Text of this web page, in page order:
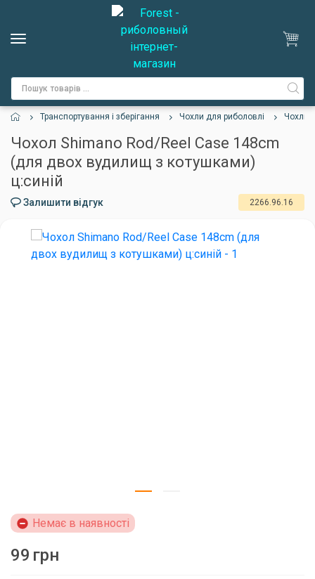
Транспортування і зберігання Чохли для риболовлі Чохли
Чохол Shimano Rod/Reel Case 148cm
(для двох вудилищ з котушками)
ц:синій
Залишити відгук 2266.96.16
Немає в наявності
99 грн